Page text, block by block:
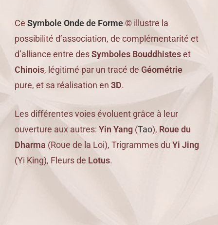
Ce Symbole Onde de Forme© illustre la
possibilité d’association, de complémentarité et
d’alliance entre desSymboles Bouddhisteset
Chinois, légitimé par un tracé de Géométrie
pure, et sa réalisation en 3D.
Les différentes voies évoluent grâce à leur
ouverture aux autres: Yin Yang (Tao), Roue du
Dharma (Roue de la Loi), Trigrammes du Yi Jing
(Yi King), Fleurs de Lotus.